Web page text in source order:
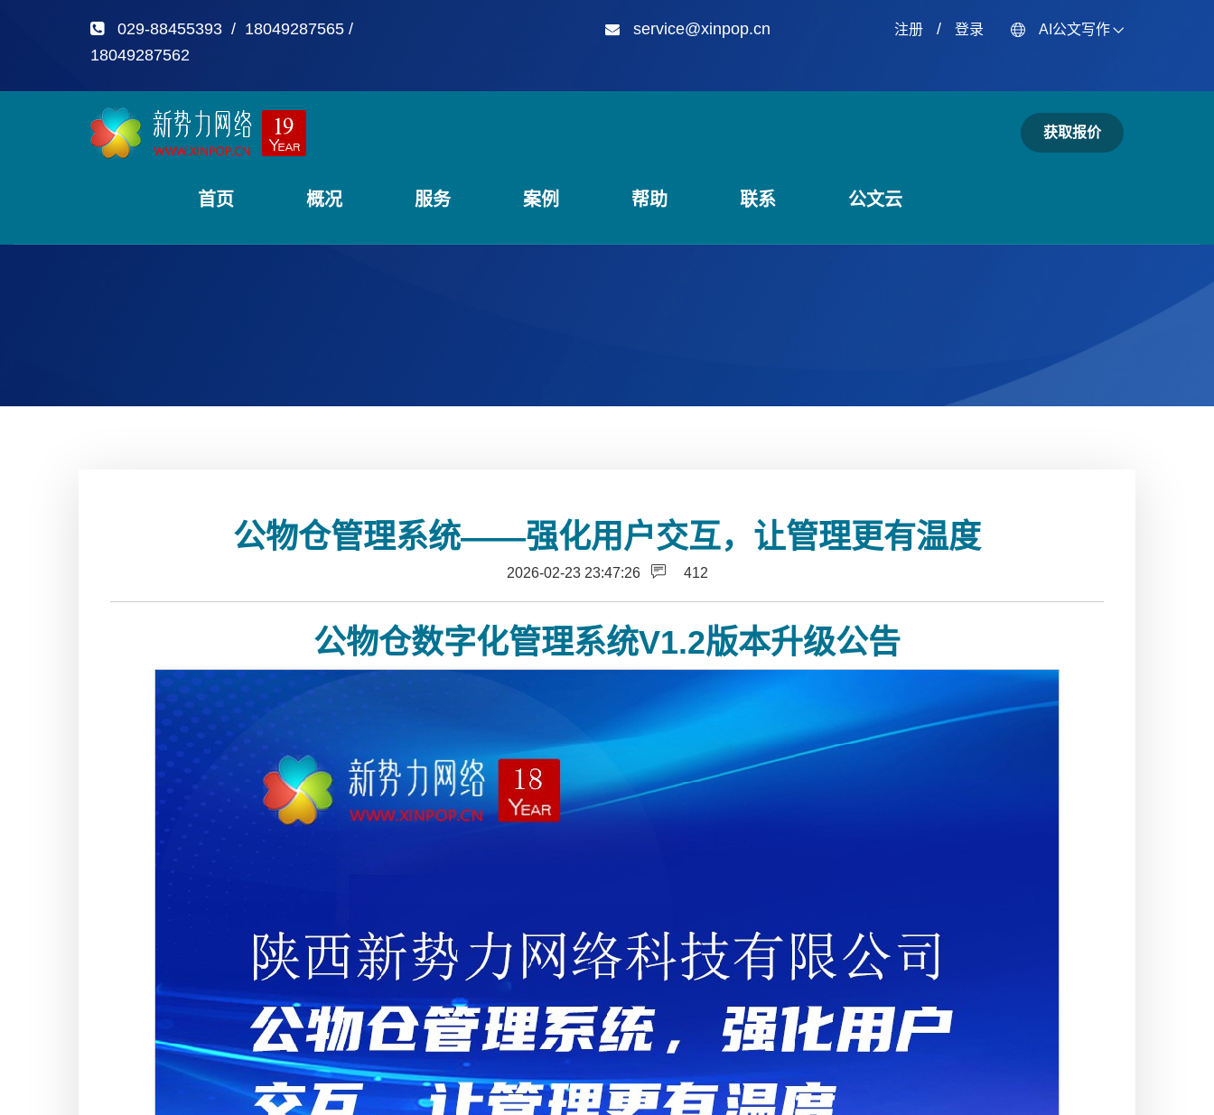
029-88455393 / 18049287565 /
18049287562
service@xinpop.cn 注册/ 登录 AI公文写作
首页 概况 服务 案例 帮助 联系 公文云
获取报价
公物仓管理系统——强化用户交互，让管理更有温度
2026-02-23 23:47:26 412
公物仓数字化管理系统V1.2版本升级公告